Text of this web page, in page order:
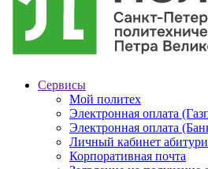
Сервисы
Мой политех
Электронная оплата
Электронная оплата
Личный кабинет
Корпоративная почта